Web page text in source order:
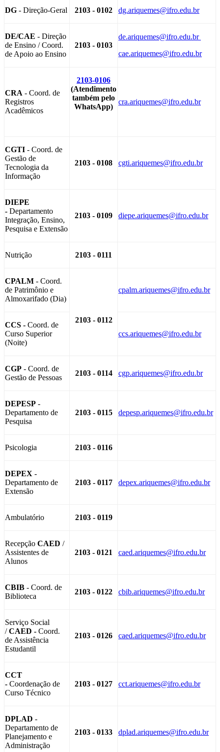
DG - Direção-Geral 2103 - 0102 dg.ariquemes@ifro.edu.br
DE/CAE - Direção
de Ensino / Coord.
de Apoio ao Ensino
2103 - 0103
de.ariquemes@ifro.edu.br
cae.ariquemes@ifro.edu.br
CRA - Coord. de
Registros
Acadêmicos
2103-0106
(Atendimento
também pelo
WhatsApp)
cra.ariquemes@ifro.edu.br
CGTI - Coord. de
Gestão de
Tecnologia da
Informação
2103 - 0108 cgti.ariquemes@ifro.edu.br
DIEPE
- Departamento
Integração, Ensino,
Pesquisa e Extensão
2103 - 0109 diepe.ariquemes@ifro.edu.br
Nutrição 2103 - 0111
CPALM - Coord.
de Patrimônio e
Almoxarifado (Dia)
2103 - 0112
cpalm.ariquemes@ifro.edu.br
CCS - Coord. de
Curso Superior
(Noite)
ccs.ariquemes@ifro.edu.br
CGP - Coord. de
Gestão de Pessoas
2103 - 0114 cgp.ariquemes@ifro.edu.br
DEPESP -
Departamento de
Pesquisa
2103 - 0115 depesp.ariquemes@ifro.edu.br
Psicologia 2103 - 0116
DEPEX -
Departamento de
Extensão
2103 - 0117 depex.ariquemes@ifro.edu.br
Ambulatório 2103 - 0119
Recepção CAED /
Assistentes de
Alunos
2103 - 0121 caed.ariquemes@ifro.edu.br
CBIB - Coord. de
Biblioteca
2103 - 0122 cbib.ariquemes@ifro.edu.br
Serviço Social
/CAED - Coord.
de Assistência
Estudantil
2103 - 0126 caed.ariquemes@ifro.edu.br
CCT
- Coordenação de
Curso Técnico
2103 - 0127 cct.ariquemes@ifro.edu.br
DPLAD -
Departamento de
Planejamento e
Administração
2103 - 0133 dplad.ariquemes@ifro.edu.br